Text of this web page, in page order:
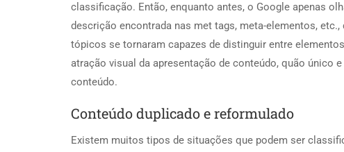
classificação. Então, enquanto antes, o Google apenas
descrição encontrada nas met tags, meta-elementos,
tópicos se tornaram capazes de distinguir entre
atração visual da apresentação de conteúdo, quão
conteúdo.
Conteúdo duplicado e reformulado
Existem muitos tipos de situações que podem ser